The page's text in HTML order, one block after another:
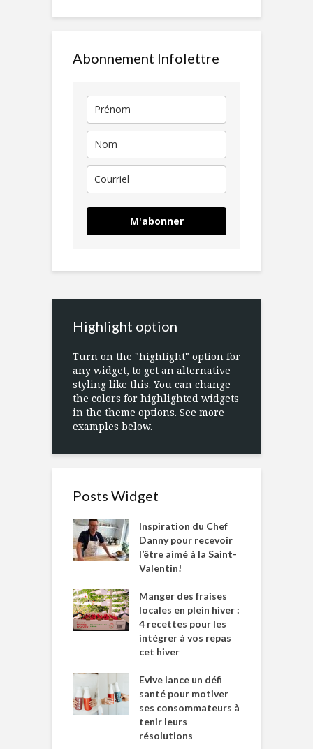
Abonnement Infolettre
M'abonner
Highlight option
Turn on the "highlight" option for
any widget, to get an alternative
styling like this. You can change
the colors for highlighted widgets
in the theme options. See more
examples below.
Posts Widget
Inspiration du Chef
Danny pour recevoir
l’être aimé à la Saint-
Valentin!
Manger des fraises
locales en plein hiver :
4 recettes pour les
intégrer à vos repas
cet hiver
Evive lance un défi
santé pour motiver
ses consommateurs à
tenir leurs
résolutions